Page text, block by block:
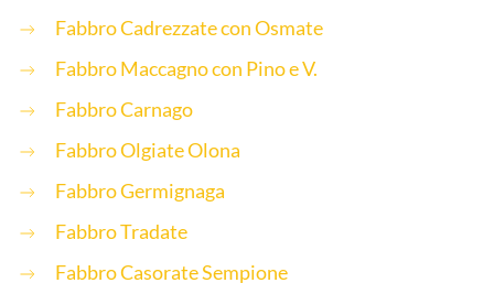
Fabbro Cadrezzate con Osmate
Fabbro Maccagno con Pino e V.
Fabbro Carnago
Fabbro Olgiate Olona
Fabbro Germignaga
Fabbro Tradate
Fabbro Casorate Sempione